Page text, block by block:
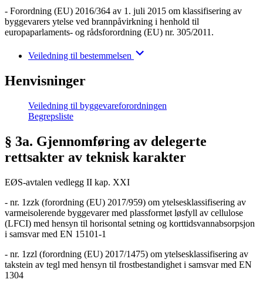
- Forordning (EU) 2016/364 av 1. juli 2015 om klassifisering av
byggevarers ytelse ved brannpåvirkning i henhold til
europaparlaments- og rådsforordning (EU) nr. 305/2011.
Veiledning til bestemmelsen
Henvisninger
Veiledning til byggevareforordningen
Begrepsliste
§ 3a. Gjennomføring av delegerte
rettsakter av teknisk karakter
EØS-avtalen vedlegg II kap. XXI
- nr. 1zzk (forordning (EU) 2017/959) om ytelsesklassifisering av
varmeisolerende byggevarer med plassformet løsfyll av cellulose
(LFCI) med hensyn til horisontal setning og korttidsvannabsorpsjon
i samsvar med EN 15101-1
- nr. 1zzl (forordning (EU) 2017/1475) om ytelsesklassifisering av
takstein av tegl med hensyn til frostbestandighet i samsvar med EN
1304